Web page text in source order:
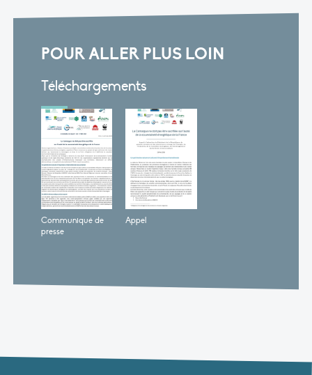
POUR ALLER PLUS LOIN
Téléchargements
Communiqué de
presse
Appel